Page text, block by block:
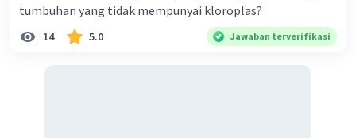
Jawaban terverifikasi
Perkembangbiakan vegetatif buatan merunduk
tumbuhan yang tidak mempunyai kloroplas?
14 5.0 Jawaban terverifikasi